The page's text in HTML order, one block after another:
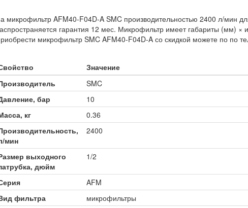
микрофильтр AFM40-F04D-A SMC производительностью 2400 л/мин
гарантия 12 мес. Микрофильтр имеет габариты (мм) ×
микрофильтр SMC AFM40-F04D-A со скидкой можете по по
Значение
SMC
бар
10
кг
0.36
мин
2400
выходного
дюйм
1/2
AFM
фильтра
микрофильтры